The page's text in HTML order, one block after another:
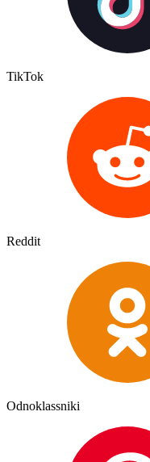
TikTok
Reddit
Odnoklassniki